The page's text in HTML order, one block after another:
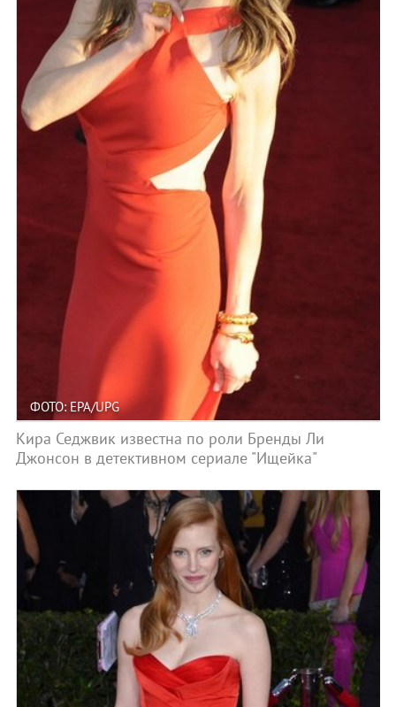
ФОТО: EPA/UPG
Кира Седжвик известна по роли Бренды Ли
Джонсон в детективном сериале "Ищейка"